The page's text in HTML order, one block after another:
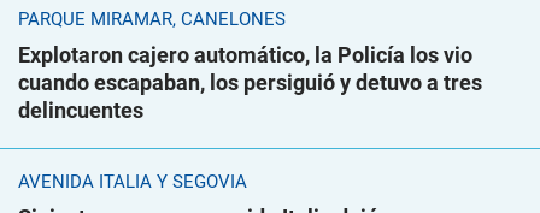
PARQUE MIRAMAR, CANELONES
Explotaron cajero automático, la Policía los vio
cuando escapaban, los persiguió y detuvo a tres
delincuentes
AVENIDA ITALIA Y SEGOVIA